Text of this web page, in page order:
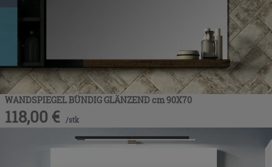
WANDSPIEGEL BÜNDIG GLÄNZEND cm 90X70
118,00 € /stk